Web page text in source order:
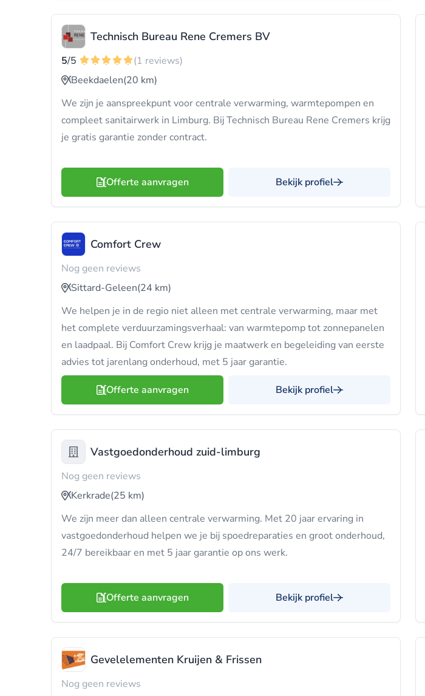
Technisch Bureau Rene Cremers BV
5/5
(1 reviews)
Beekdaelen(20 km)
We zijn je aanspreekpunt voor centrale verwarming, warmtepompen en
compleet sanitairwerk in Limburg. Bij Technisch Bureau Rene Cremers krijg
je gratis garantie zonder contract.
Offerte aanvragen Bekijk profiel
Comfort Crew
Nog geen reviews
Sittard-Geleen(24 km)
We helpen je in de regio niet alleen met centrale verwarming, maar met
het complete verduurzamingsverhaal: van warmtepomp tot zonnepanelen
en laadpaal. Bij Comfort Crew krijg je maatwerk en begeleiding van eerste
advies tot jarenlang onderhoud, met 5 jaar garantie.
Offerte aanvragen Bekijk profiel
Vastgoedonderhoud zuid-limburg
Nog geen reviews
Kerkrade(25 km)
We zijn meer dan alleen centrale verwarming. Met 20 jaar ervaring in
vastgoedonderhoud helpen we je bij spoedreparaties en groot onderhoud,
24/7 bereikbaar en met 5 jaar garantie op ons werk.
Offerte aanvragen Bekijk profiel
Gevelelementen Kruijen & Frissen
Nog geen reviews